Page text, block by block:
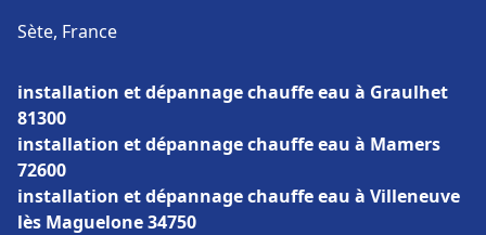
Sète, France
installation et dépannage chauffe eau à Graulhet
81300
installation et dépannage chauffe eau à Mamers
72600
installation et dépannage chauffe eau à Villeneuve
lès Maguelone 34750